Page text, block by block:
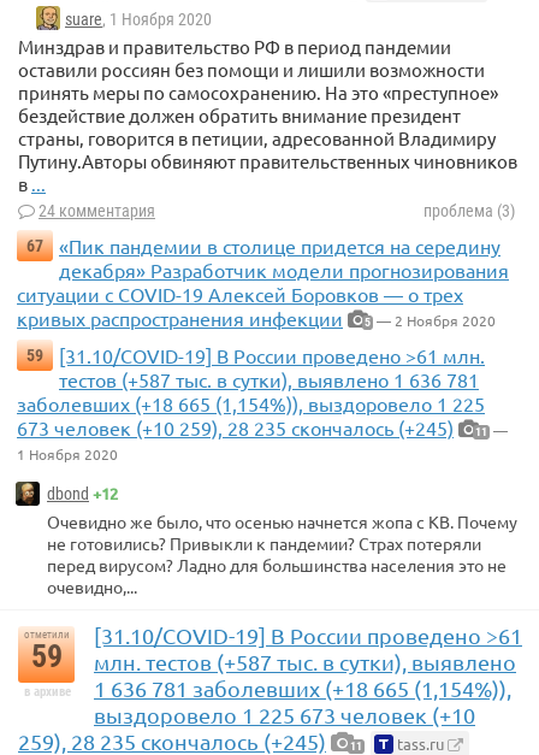
suare, 1 Ноября 2020
Минздрав и правительство РФ в период пандемии
оставили россиян без помощи и лишили возможности
принять меры по самосохранению. На это «преступное»
бездействие должен обратить внимание президент
страны, говорится в петиции, адресованной Владимиру
Путину.Авторы обвиняют правительственных чиновников
в ...
24 комментария
проблема (3)
67
«Пик пандемии в столице придется на середину
декабря» Разработчик модели прогнозирования
ситуации с COVID-19 Алексей Боровков — о трех
кривых распространения инфекции
5 — 2 Ноября 2020
59
[31.10/COVID-19] В России проведено >61 млн.
тестов (+587 тыс. в сутки), выявлено 1 636 781
заболевших (+18 665 (1,154%)), выздоровело 1 225
673 человек (+10 259), 28 235 скончалось (+245)
11 —
1 Ноября 2020
dbond +12
Очевидно же было, что осенью начнется жопа с КВ. Почему
не готовились? Привыкли к пандемии? Страх потеряли
перед вирусом? Ладно для большинства населения это не
очевидно,...
отметили
59
в архиве
[31.10/COVID-19] В России проведено >61
млн. тестов (+587 тыс. в сутки), выявлено
1 636 781 заболевших (+18 665 (1,154%)),
выздоровело 1 225 673 человек (+10
259), 28 235 скончалось (+245)
11 tass.ru